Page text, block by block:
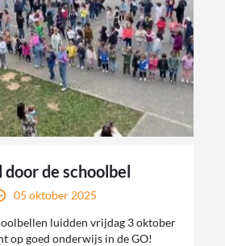
door de schoolbel
05 oktober 2025
luidden vrijdag 3 oktober
op goed onderwijs in de GO!